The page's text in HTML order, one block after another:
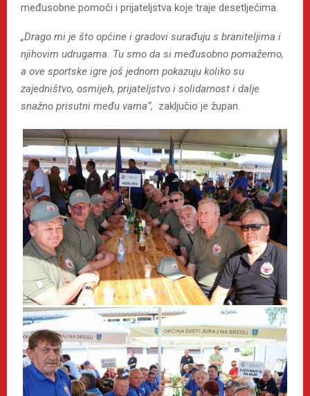
međusobne pomoći i prijateljstva koje traje desetljećima.
„Drago mi je što općine i gradovi surađuju s braniteljima i
njihovim udrugama. Tu smo da si međusobno pomažemo,
a ove sportske igre još jednom pokazuju koliko su
zajedništvo, osmijeh, prijateljstvo i solidarnost i dalje
snažno prisutni među vama“, zaključio je župan.